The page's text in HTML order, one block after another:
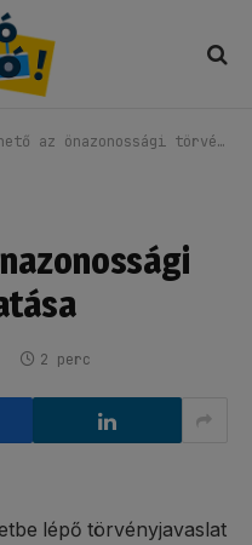
önazonossági törvényjavaslat hatása
2 perc
lépő törvényjavaslat